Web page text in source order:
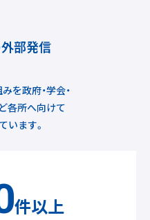
部発信
を政府・学会・
各所へ向けて
います。
件以上